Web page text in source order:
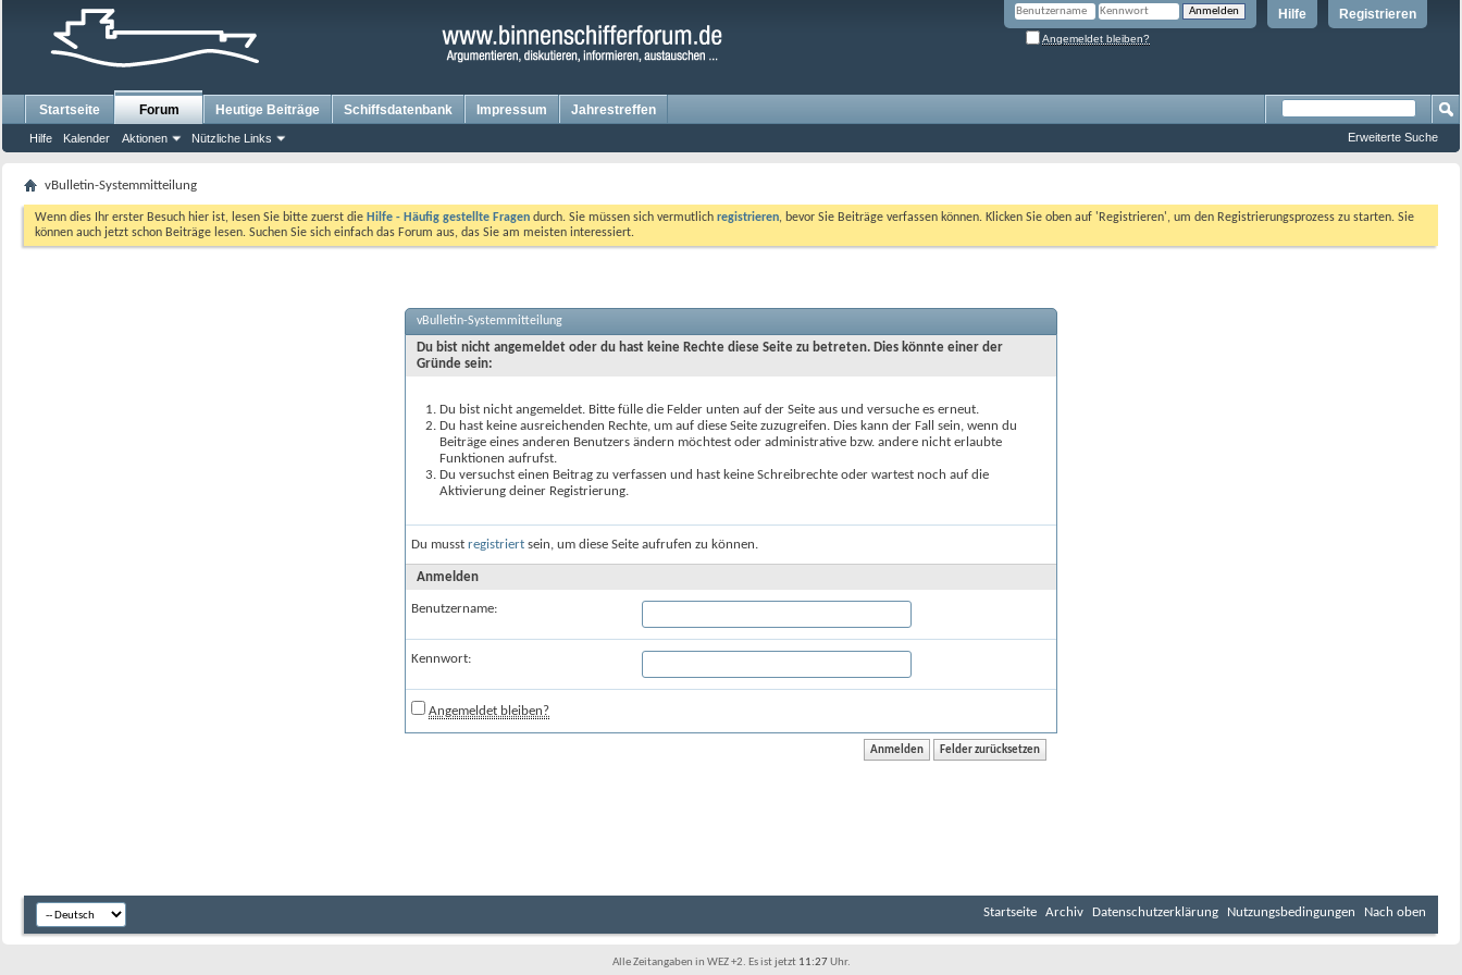
Registrieren
Hilfe
Angemeldet bleiben?
Startseite Forum
Hilfe Kalender Aktionen Nützliche Links
Heutige Beiträge Schiffsdatenbank Impressum Jahrestreffen
Erweiterte Suche
vBulletin-Systemmitteilung
Wenn dies Ihr erster Besuch hier ist, lesen Sie bitte zuerst die Hilfe - Häufig gestellte Fragen durch. Sie müssen sich vermutlich registrieren, bevor Sie Beiträge verfassen können. Klicken Sie oben auf 'Registrieren', um den Registrierungsprozess zu starten. Sie
können auch jetzt schon Beiträge lesen. Suchen Sie sich einfach das Forum aus, das Sie am meisten interessiert.
vBulletin-Systemmitteilung
Du bist nicht angemeldet oder du hast keine Rechte diese Seite zu betreten. Dies könnte einer der
Gründe sein:
Du bist nicht angemeldet. Bitte fülle die Felder unten auf der Seite aus und versuche es erneut.
Du hast keine ausreichenden Rechte, um auf diese Seite zuzugreifen. Dies kann der Fall sein, wenn du
Beiträge eines anderen Benutzers ändern möchtest oder administrative bzw. andere nicht erlaubte
Funktionen aufrufst.
Du versuchst einen Beitrag zu verfassen und hast keine Schreibrechte oder wartest noch auf die
Aktivierung deiner Registrierung.
Du musst registriert sein, um diese Seite aufrufen zu können.
Anmelden
Benutzername:
Kennwort:
Angemeldet bleiben?
Startseite Archiv Datenschutzerklärung Nutzungsbedingungen Nach oben
Alle Zeitangaben in WEZ +2. Es ist jetzt 11:27Uhr.